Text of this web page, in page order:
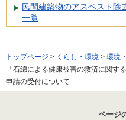
民間建築物のアスベスト除
一覧
トップページ > くらし・環境 > 環境
「石綿による健康被害の救済に関す
申請の受付について
ページ